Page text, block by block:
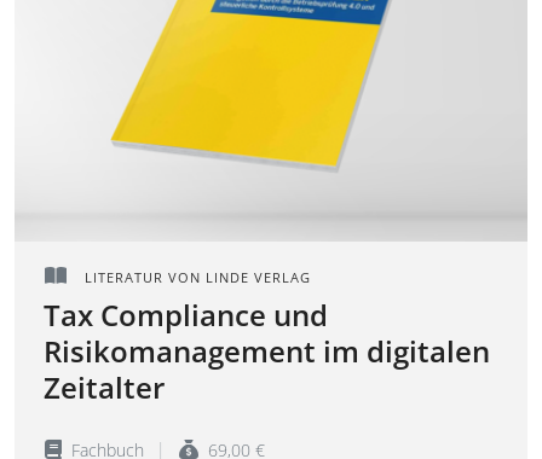
LITERATUR VON LINDE VERLAG
Tax Compliance und
Risikomanagement im digitalen
Zeitalter
Fachbuch 69,00 €